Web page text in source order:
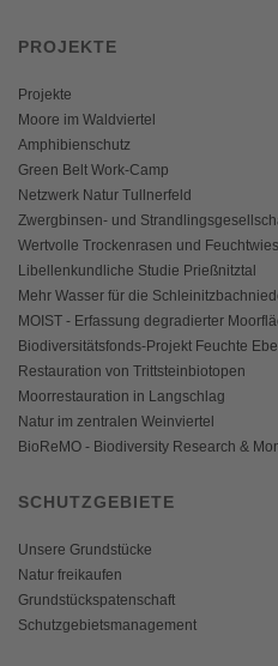
PROJEKTE
Projekte
Moore im Waldviertel
Amphibienschutz
Green Belt Work-Camp
Netzwerk Natur Tullnerfeld
Zwergbinsen- und
Wertvolle Trockenrasen und
Libellenkundliche Studie Prießnitztal
Mehr Wasser für die
MOIST - Erfassung degradierter
Biodiversitätsfonds-Projekt Feuchte
Restauration von Trittsteinbiotopen
Moorrestauration in Langschlag
Natur im zentralen Weinviertel
BioReMO - Biodiversity Research &
SCHUTZGEBIETE
Unsere Grundstücke
Natur freikaufen
Grundstückspatenschaft
Schutzgebietsmanagement